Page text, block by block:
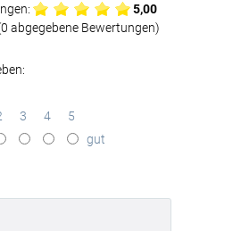
5,00
0 abgegebene Bewertungen)
3 4
5
gut